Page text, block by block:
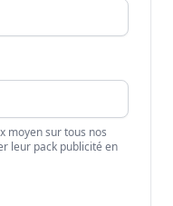
moyen sur tous nos
leur pack publicité en